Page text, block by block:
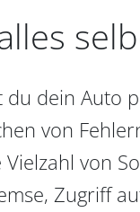
dein Auto
von
von
Zugriff